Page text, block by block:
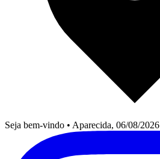
Seja bem-vindo • Aparecida, 06/08/2026